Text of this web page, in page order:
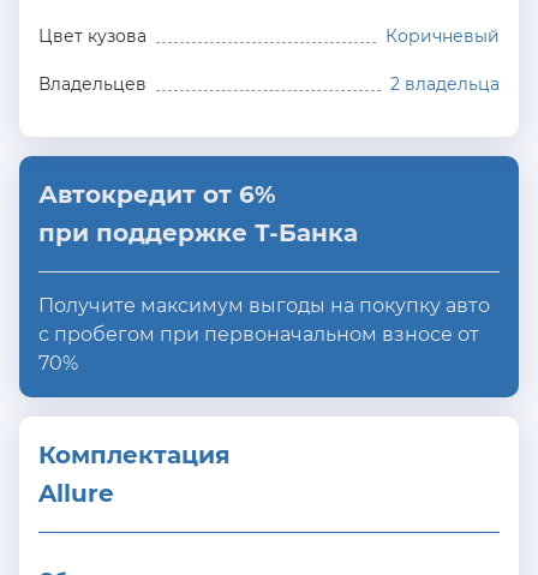
Цвет кузова Коричневый
Владельцев 2 владельца
Автокредит от 6%
при поддержке Т-Банка
Получите максимум выгоды на покупку авто
с пробегом при первоначальном взносе от
70%
Комплектация
Allure